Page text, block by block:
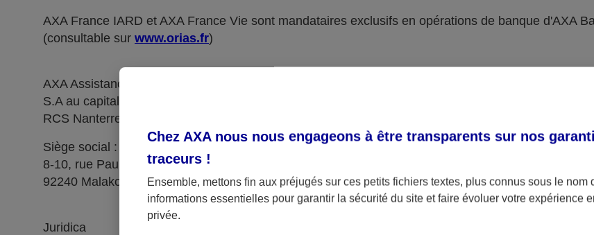
AXA France IARD et AXA France Vie sont mandataires exclusifs en opérations de banque d'AXA
(consultable sur www.orias.fr)
AXA Assistance France Assurances,
S.A au capital de 51 429 430,40 €,
RCS Nanterre 415 392 724
Siège social :
8-10, rue Paul Vaillant Couturier
92240 Malakoff
Juridica
Chez AXA nous nous engageons à être transparents sur nos
traceurs !
Ensemble, mettons fin aux préjugés sur ces petits fichiers textes, plus connus sous le nom
informations essentielles pour garantir la sécurité du site et faire évoluer votre expérience
privée.